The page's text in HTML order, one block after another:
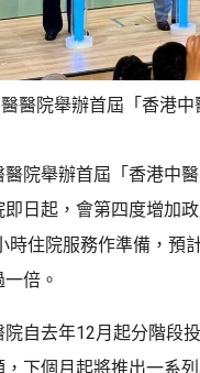
醫院舉辦首屆「香港
院舉辦首屆「香港中
日起，會第四度增加
時住院服務作準備，預
倍。
自去年12月起分階段
下個月起將推出一系